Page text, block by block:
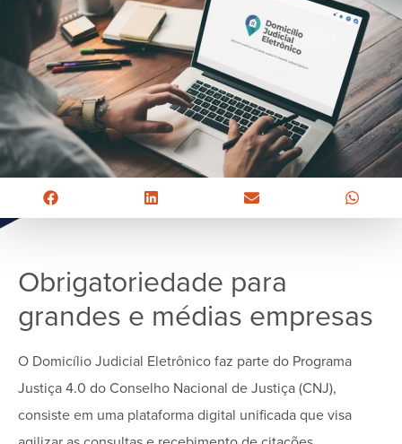
Obrigatoriedade para
grandes e médias empresas
O Domicílio Judicial Eletrônico faz parte do Programa
Justiça 4.0 do Conselho Nacional de Justiça (CNJ),
consiste em uma plataforma digital unificada que visa